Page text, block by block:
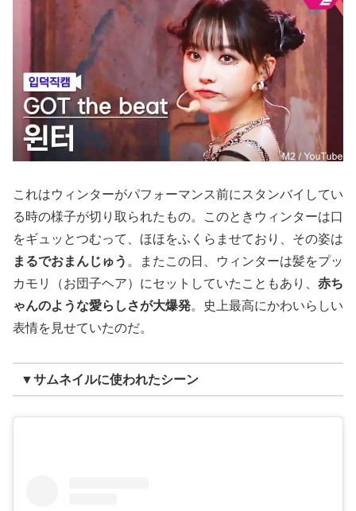
これはウィンターがパフォーマンス前にスタンバイしてい
る時の様子が切り取られたもの。このときウィンターは口
をギュッとつむって、ほほをふくらませており、その姿は
まるでおまんじゅう 。またこの日、ウィンターは髪をプッ
カモリ（お団子ヘア）にセットしていたこともあり、 赤ち
ゃんのような愛らしさが大爆発。史上最高にかわいらしい
表情を見せていたのだ。
▼サムネイルに使われたシーン